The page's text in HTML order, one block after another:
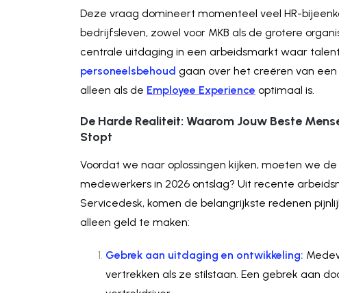
Deze vraag domineert momenteel veel HR-
bedrijfsleven, zowel voor MKB als de grotere
centrale uitdaging in een arbeidsmarkt waar
personeelsbehoud gaan over het creëren van
alleen als de Employee Experience optimaal is.
De Harde Realiteit: Waarom Jouw Beste
Stopt
Voordat we naar oplossingen kijken, moeten we
medewerkers in 2026 ontslag? Uit recente
Servicedesk, komen de belangrijkste redenen
alleen geld te maken:
Gebrek aan uitdaging en ontwikkeling:
vertrekken als ze stilstaan. Een gebrek aan